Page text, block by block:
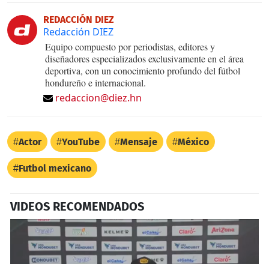
REDACCIÓN DIEZ
Redacción DIEZ
Equipo compuesto por periodistas, editores y
diseñadores especializados exclusivamente en el área
deportiva, con un conocimiento profundo del fútbol
hondureño e internacional.
redaccion@diez.hn
Actor YouTube Mensaje México
Futbol mexicano
VIDEOS RECOMENDADOS